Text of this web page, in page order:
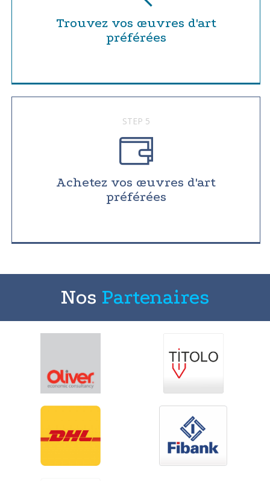
Trouvez vos œuvres d'art
préférées
STEP 5
Achetez vos œuvres d'art
préférées
Nos Partenaires